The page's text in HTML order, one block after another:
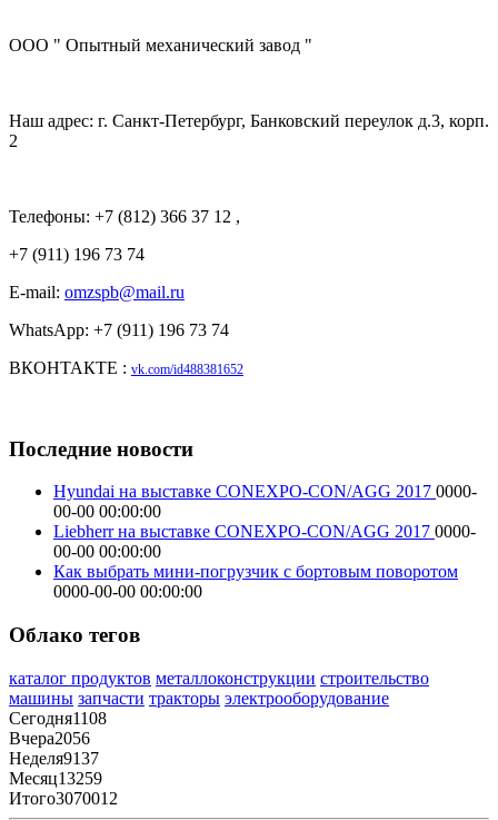
ООО " Опытный механический завод "
Наш адрес: г. Санкт-Петербург, Банковский переулок д.3, корп.
2
Телефоны: +7 (812) 366 37 12 ,
+7 (911) 196 73 74
E-mail: omzspb@mail.ru
WhatsApp: +7 (911) 196 73 74
ВКОНТАКТЕ : vk.com/id488381652
Последние новости
Hyundai на выставке CONEXPO-CON/AGG 2017 0000-
00-00 00:00:00
Liebherr на выставке CONEXPO-CON/AGG 2017 0000-
00-00 00:00:00
Как выбрать мини-погрузчик с бортовым поворотом
0000-00-00 00:00:00
Облако тегов
каталог продуктов металлоконструкции строительство
машины запчасти тракторы электрооборудование
Сегодня1108
Вчера2056
Неделя9137
Месяц13259
Итого3070012